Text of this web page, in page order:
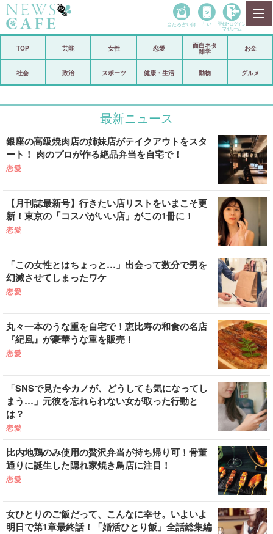
政治
スポーツ
恋愛 ビックリ
リリース ショップ
当たる占い師 占い 登録• ログイン
マイルーム
TOP 芸能 女性 恋愛
面白ネタ
雑学
お金
社会 政治 スポーツ 健康・生活 動物 グルメ
最新ニュース
銀座の高級焼肉店の姉妹店がテイクアウトをスタ
ート！ 肉のプロが作る絶品弁当を自宅で！
恋愛
【月刊誌最新号】行きたい店リストをいまこそ更
新！東京の「コスパがいい店」がこの1冊に！
恋愛
「この女性とはちょっと…」出会って数分で男を
幻滅させてしまったワケ
恋愛
丸々一本のうな重を自宅で！恵比寿の和食の名店
『紀風』が豪華うな重を販売！
恋愛
「SNSで見た今カノが、どうしても気になってし
まう…」元彼を忘れられない女が取った行動と
は？
恋愛
比内地鶏のみ使用の贅沢弁当が持ち帰り可！骨董
通りに誕生した隠れ家焼き鳥店に注目！
恋愛
女ひとりのご飯だって、こんなに幸せ。いよいよ
明日で第1章最終話！「婚活ひとり飯」全話総集編